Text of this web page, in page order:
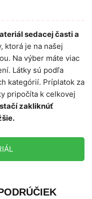
sedacej časti a
ktorá je na našej
Na výber máte viac
Látky sú podľa
kategórií. Príplatok za
pripočíta k celkovej
zakliknúť